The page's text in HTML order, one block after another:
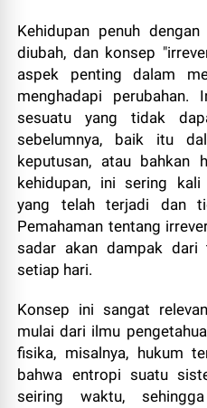
Kehidupan penuh
diubah, dan konsep
aspek penting dalam
menghadapi perubahan.
sesuatu yang tidak
sebelumnya, baik itu
keputusan, atau bahkan
kehidupan, ini sering kali
yang telah terjadi dan
Pemahaman tentang
sadar akan dampak
setiap hari.
Konsep ini sangat
mulai dari ilmu
fisika, misalnya, hukum
bahwa entropi suatu
seiring waktu,